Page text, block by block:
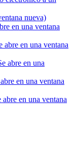
nueva)
en una ventana
en una ventana
abre en una
en una ventana
en una ventana